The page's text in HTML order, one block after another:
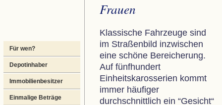
Für wen?
Depotinhaber
Immobilienbesitzer
Einmalige Beträge
Frauen
Klassische Fahrzeuge sind
im Straßenbild inzwischen
eine schöne Bereicherung.
Auf fünfhundert
Einheitskarosserien kommt
immer häufiger
durchschnittlich ein “Gesicht“